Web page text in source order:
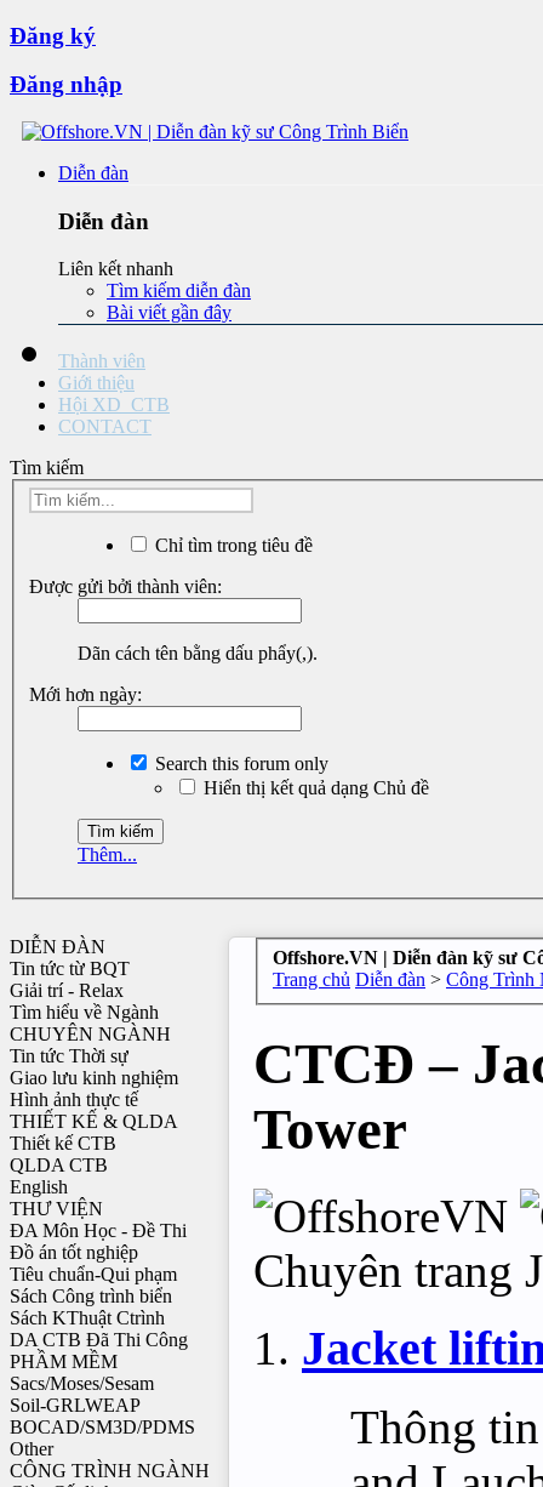
Đăng ký
Đăng nhập
Diễn đàn
Diễn đàn
Liên kết nhanh
Tìm kiếm diễn đàn
Bài viết gần đây
Thành viên
Giới thiệu
Hội XD_CTB
CONTACT
Tìm kiếm
Chỉ tìm trong tiêu đề
Được gửi bởi thành viên:
Dãn cách tên bằng dấu phẩy(,).
Mới hơn ngày:
Search this forum only
Hiển thị kết quả dạng Chủ đề
Thêm...
DIỄN ĐÀN
Tin tức từ BQT
Giải trí - Relax
Tìm hiểu về Ngành
CHUYÊN NGÀNH
Tin tức Thời sự
Giao lưu kinh nghiệm
Hình ảnh thực tế
THIẾT KẾ & QLDA
Thiết kế CTB
QLDA CTB
English
THƯ VIỆN
ĐA Môn Học - Đề Thi
Đồ án tốt nghiệp
Tiêu chuẩn-Qui phạm
Sách Công trình biển
Sách KThuật Ctrình
DA CTB Đã Thi Công
PHẦM MỀM
Sacs/Moses/Sesam
Soil-GRLWEAP
BOCAD/SM3D/PDMS
Other
CÔNG TRÌNH NGÀNH
Offshore.VN | Diễn đàn kỹ sư
Trang chủ Diễn đàn > Công Trình
CTCĐ –
Tower
Chuyên trang
Jacket
Thông